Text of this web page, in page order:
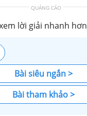
QUẢNG CÁO
lời giải nhanh hơn
Bài siêu ngắn >
Bài tham khảo >